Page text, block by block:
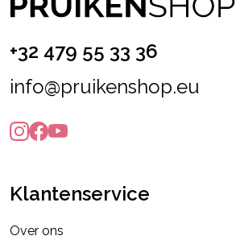
+32 479 55 33 36
info@pruikenshop.eu
Klantenservice
Over ons